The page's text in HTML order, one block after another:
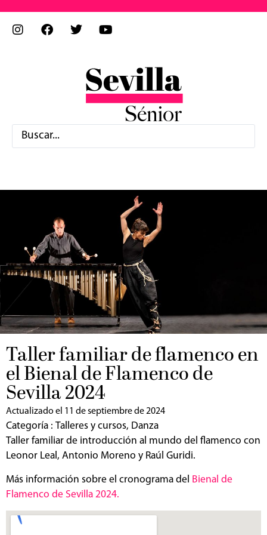
Taller familiar de flamenco en
el Bienal de Flamenco de
Sevilla 2024
Actualizado el 11 de septiembre de 2024
Categoría : Talleres y cursos, Danza
Taller familiar de introducción al mundo del flamenco con
Leonor Leal, Antonio Moreno y Raúl Guridi.
Más información sobre el cronograma del Bienal de
Flamenco de Sevilla 2024.